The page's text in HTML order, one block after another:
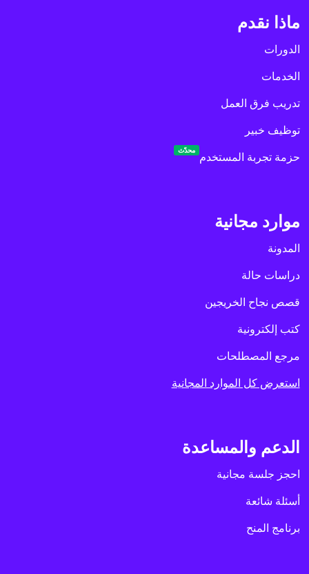
ماذا نقدم
الدورات
الخدمات
تدريب فرق العمل
توظيف خبير
حزمة تجربة المستخدم
محدّث
موارد مجانية
المدونة
دراسات حالة
قصص نجاح الخريجين
كتب إلكترونية
مرجع المصطلحات
استعرض كل الموارد المجانية
الدعم والمساعدة
احجز جلسة مجانية
أسئلة شائعة
برنامج المنح